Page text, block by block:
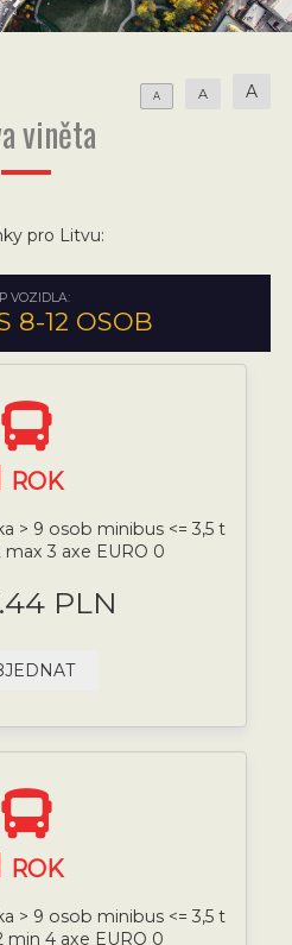
A A A
viněta
pro Litvu:
VOZIDLA:
8-12 OSOB
ROK
> 9 osob minibus <= 3,5 t
3 axe EURO 0
PLN
ROK
> 9 osob minibus <= 3,5 t
min 4 axe EURO 0